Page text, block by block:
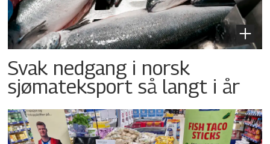
Svak nedgang i norsk
sjømateksport så langt i år